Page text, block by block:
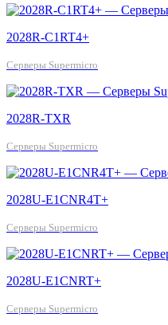
2028R-C1RT4+
Серверы Supermicro
2028R-TXR
Серверы Supermicro
2028U-E1CNR4T+
Серверы Supermicro
2028U-E1CNRT+
Серверы Supermicro